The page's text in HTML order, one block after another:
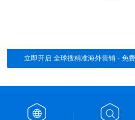
立即开启 全球搜精准海外营销 - 免